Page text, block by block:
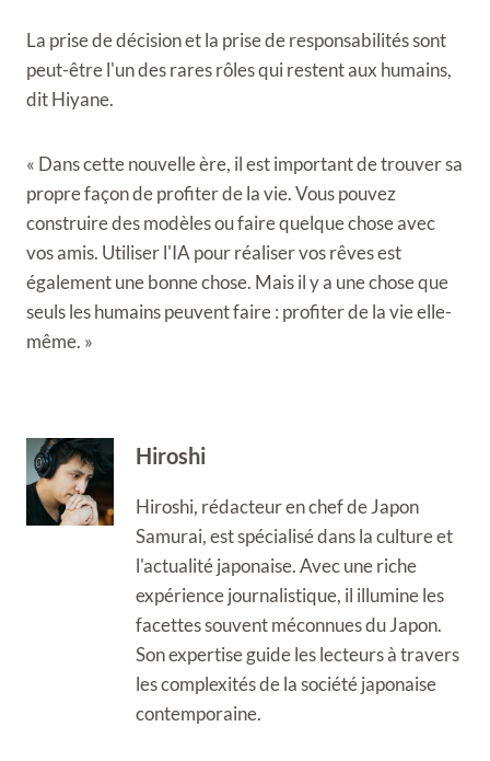
La prise de décision et la prise de responsabilités sont
peut-être l'un des rares rôles qui restent aux humains,
dit Hiyane.
« Dans cette nouvelle ère, il est important de trouver sa
propre façon de profiter de la vie. Vous pouvez
construire des modèles ou faire quelque chose avec
vos amis. Utiliser l'IA pour réaliser vos rêves est
également une bonne chose. Mais il y a une chose que
seuls les humains peuvent faire : profiter de la vie elle-
même. »
Hiroshi
Hiroshi, rédacteur en chef de Japon
Samurai, est spécialisé dans la culture et
l'actualité japonaise. Avec une riche
expérience journalistique, il illumine les
facettes souvent méconnues du Japon.
Son expertise guide les lecteurs à travers
les complexités de la société japonaise
contemporaine.